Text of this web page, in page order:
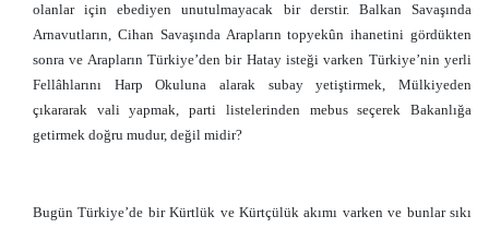
olanlar için ebediyen unutulmayacak bir derstir. Balkan Savaşında
Arnavutların, Cihan Savaşında Arapların topyekûn ihanetini gördükten
sonra ve Arapların Türkiye’den bir Hatay isteği varken Türkiye’nin yerli
Fellâhlarını Harp Okuluna alarak subay yetiştirmek, Mülkiyeden
çıkararak vali yapmak, parti listelerinden mebus seçerek Bakanlığa
getirmek doğru mudur, değil midir?
Bugün Türkiye’de bir Kürtlük ve Kürtçülük akımı varken ve bunlar sıkı